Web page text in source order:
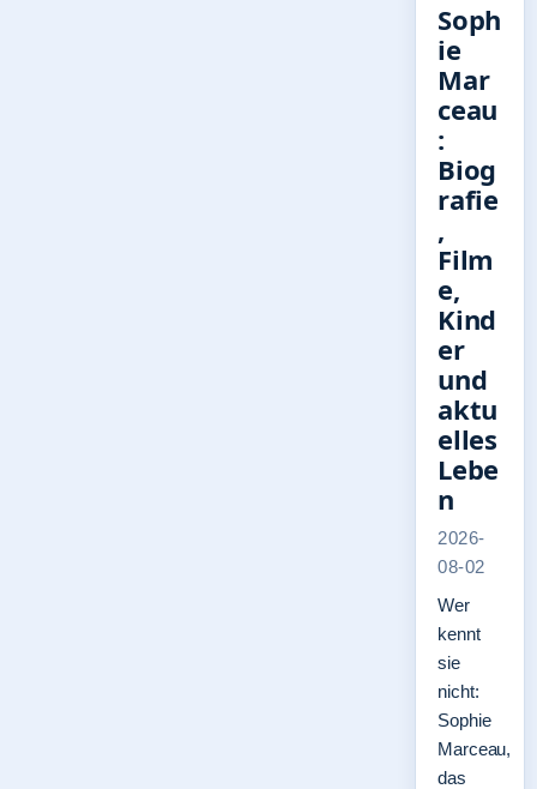
Soph
ie
Mar
ceau
:
Biog
rafie
,
Film
e,
Kind
er
und
aktu
elles
Lebe
n
2026-
08-02
Wer
kennt
sie
nicht:
Sophie
Marceau,
das